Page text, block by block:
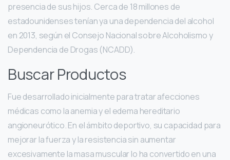
presencia de sus hijos. Cerca de 18 millones de
estadounidenses tenían ya una dependencia del alcohol
en 2013, según el Consejo Nacional sobre Alcoholismo y
Dependencia de Drogas (NCADD).
Buscar Productos
Fue desarrollado inicialmente para tratar afecciones
médicas como la anemia y el edema hereditario
angioneurótico. En el ámbito deportivo, su capacidad para
mejorar la fuerza y la resistencia sin aumentar
excesivamente la masa muscular lo ha convertido en una